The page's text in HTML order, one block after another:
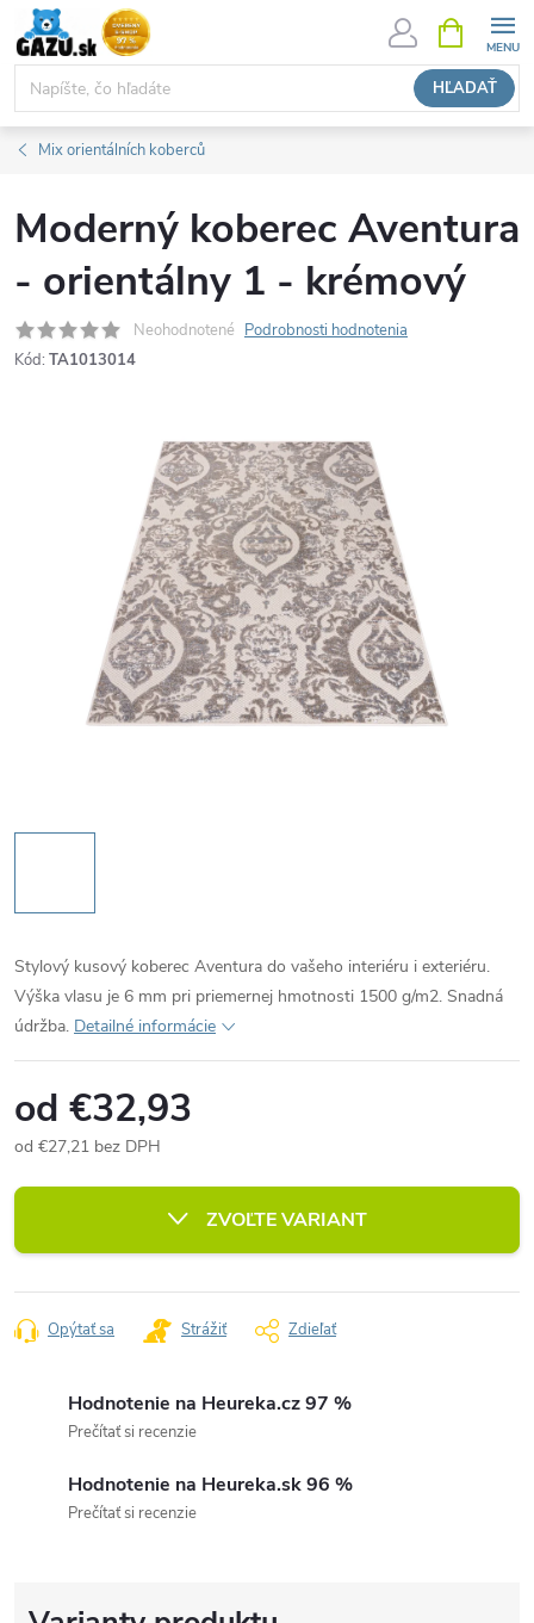
Prejsť
na
obsah
HĽADAŤ
KOŠÍK
Mix orientálních koberců
Moderný koberec Aventura
- orientálny 1 - krémový
Neohodnotené Podrobnosti hodnotenia
Kód: TA1013014
Stylový kusový koberec Aventura do vašeho interiéru i exteriéru.
Výška vlasu je 6 mm pri priemernej hmotnosti 1500 g/m2. Snadná
údržba. Detailné informácie
od €32,93
od €27,21 bez DPH
cena:
ZVOĽTE VARIANT
Opýtať sa Strážiť Zdieľať
Hodnotenie na Heureka.cz 97 %
Prečítať si recenzie
Hodnotenie na Heureka.sk 96 %
Prečítať si recenzie